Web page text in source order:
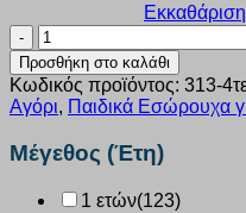
Εκκαθάριση
Σλιπ
Nina
Club
αγόρι
4τεμ.
πολύχρωμο
4313
Προσθήκη στο καλάθι
Κωδικός προϊόντος: 313-
Αγόρι, Παιδικά Εσώρουχα
Μέγεθος (Έτη)
1 ετών(123)